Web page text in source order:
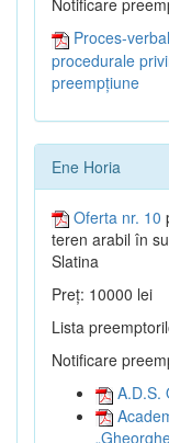
Notificare
Proces-
procedurale
preempțiune
Ene Horia
Oferta nr. 10
teren arabil în
Slatina
Preț: 10000 lei
Lista
Notificare
A.D.S.